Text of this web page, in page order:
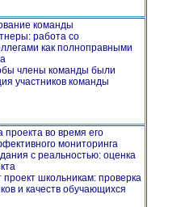
команды
работа со
как полноправными
члены команды были
участников команды
проекта во время его
мониторинга
с реальностью: оценка
проект школьникам: проверка
и качеств обучающихся